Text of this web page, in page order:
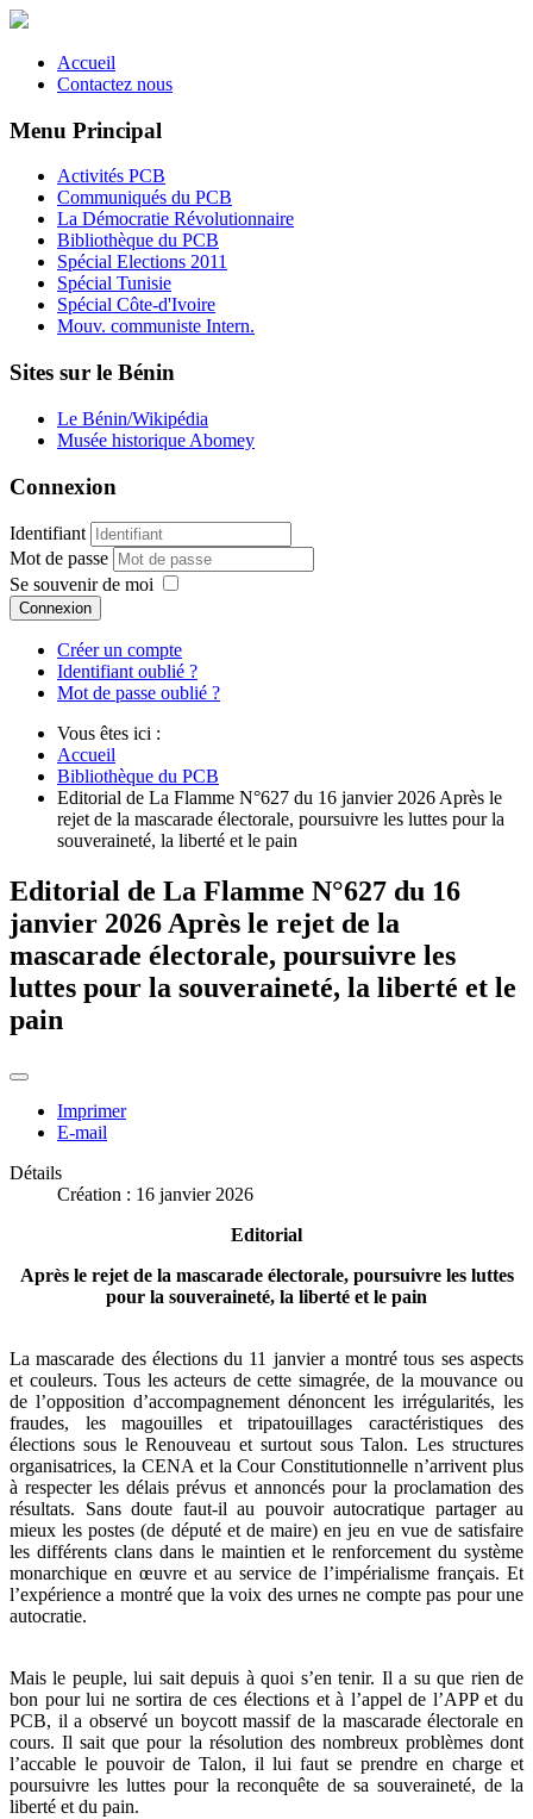
Accueil
Contactez nous
Menu Principal
Activités PCB
Communiqués du PCB
La Démocratie Révolutionnaire
Bibliothèque du PCB
Spécial Elections 2011
Spécial Tunisie
Spécial Côte-d'Ivoire
Mouv. communiste Intern.
Sites sur le Bénin
Le Bénin/Wikipédia
Musée historique Abomey
Connexion
Identifiant
Mot de passe
Se souvenir de moi
Connexion
Créer un compte
Identifiant oublié ?
Mot de passe oublié ?
Vous êtes ici :
Accueil
Bibliothèque du PCB
Editorial de La Flamme N°627 du 16 janvier 2026 Après le
rejet de la mascarade électorale, poursuivre les luttes pour la
souveraineté, la liberté et le pain
Editorial de La Flamme N°627 du 16
janvier 2026 Après le rejet de la
mascarade électorale, poursuivre les
luttes pour la souveraineté, la liberté et le
pain
Imprimer
E-mail
Détails
Création : 16 janvier 2026
Editorial
Après le rejet de la mascarade électorale, poursuivre les luttes
pour la souveraineté, la liberté et le pain
La mascarade des élections du 11 janvier a montré tous ses aspects
et couleurs. Tous les acteurs de cette simagrée, de la mouvance ou
de l’opposition d’accompagnement dénoncent les irrégularités, les
fraudes, les magouilles et tripatouillages caractéristiques des
élections sous le Renouveau et surtout sous Talon. Les structures
organisatrices, la CENA et la Cour Constitutionnelle n’arrivent plus
à respecter les délais prévus et annoncés pour la proclamation des
résultats. Sans doute faut-il au pouvoir autocratique partager au
mieux les postes (de député et de maire) en jeu en vue de satisfaire
les différents clans dans le maintien et le renforcement du système
monarchique en œuvre et au service de l’impérialisme français. Et
l’expérience a montré que la voix des urnes ne compte pas pour une
autocratie.
Mais le peuple, lui sait depuis à quoi s’en tenir. Il a su que rien de
bon pour lui ne sortira de ces élections et à l’appel de l’APP et du
PCB, il a observé un boycott massif de la mascarade électorale en
cours. Il sait que pour la résolution des nombreux problèmes dont
l’accable le pouvoir de Talon, il lui faut se prendre en charge et
poursuivre les luttes pour la reconquête de sa souveraineté, de la
liberté et du pain.